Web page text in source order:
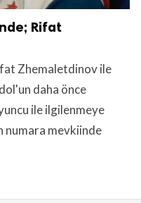
Rifat
Zhemaletdinov ile
daha önce
ile ilgilenmeye
numara mevkiinde